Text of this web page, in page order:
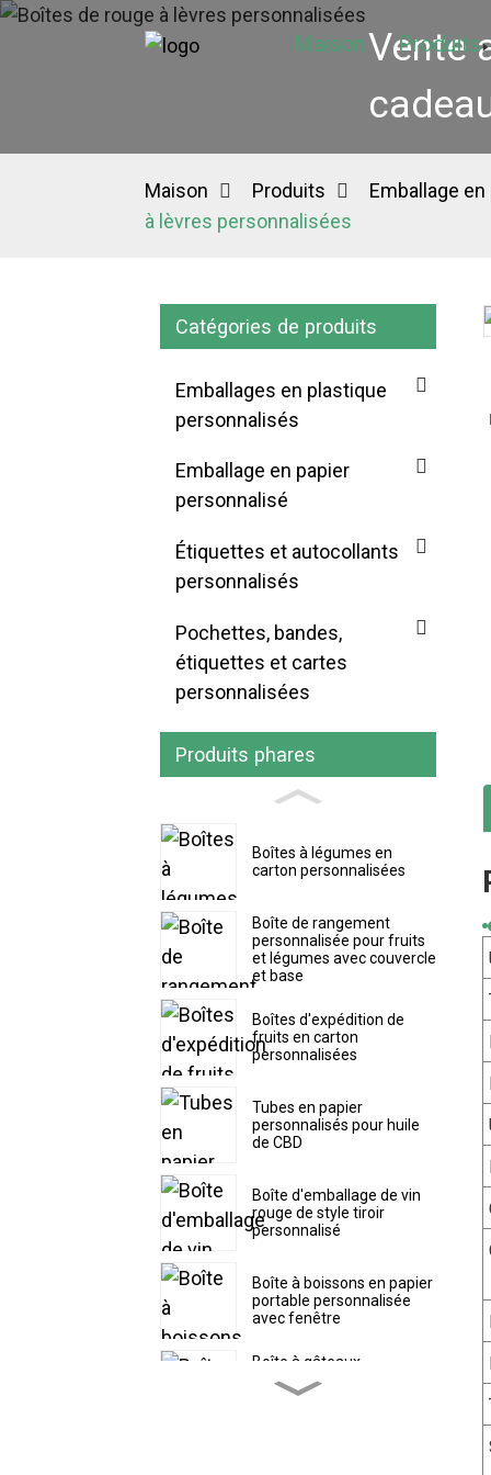
Maison Produits
Vente
Maison Produits Emballage
à lèvres personnalisées
Catégories de produits
Emballages en plastique
personnalisés
Emballage en papier
personnalisé
Étiquettes et autocollants
personnalisés
Pochettes, bandes,
étiquettes et cartes
personnalisées
Produits phares
Boîtes à légumes en
carton personnalisées
Boîte de rangement
personnalisée pour fruits
et légumes avec couvercle
et base
Boîtes d'expédition de
fruits en carton
personnalisées
Tubes en papier
personnalisés pour huile
de CBD
Boîte d'emballage de vin
rouge de style tiroir
personnalisé
Boîte à boissons en papier
portable personnalisée
avec fenêtre
Boîte à gâteaux
personnalisée avec
couvercle supérieur
Loading...
Loading...